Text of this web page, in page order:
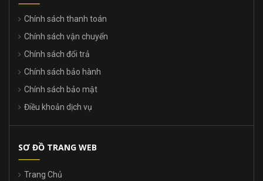
Chính sách thanh toán
Chính sách vận chuyển
Chính sách đổi trả
Chính sách bảo hành
Chính sách bảo mật
Điều khoản dịch vụ
SƠ ĐỒ TRANG WEB
Trang Chủ